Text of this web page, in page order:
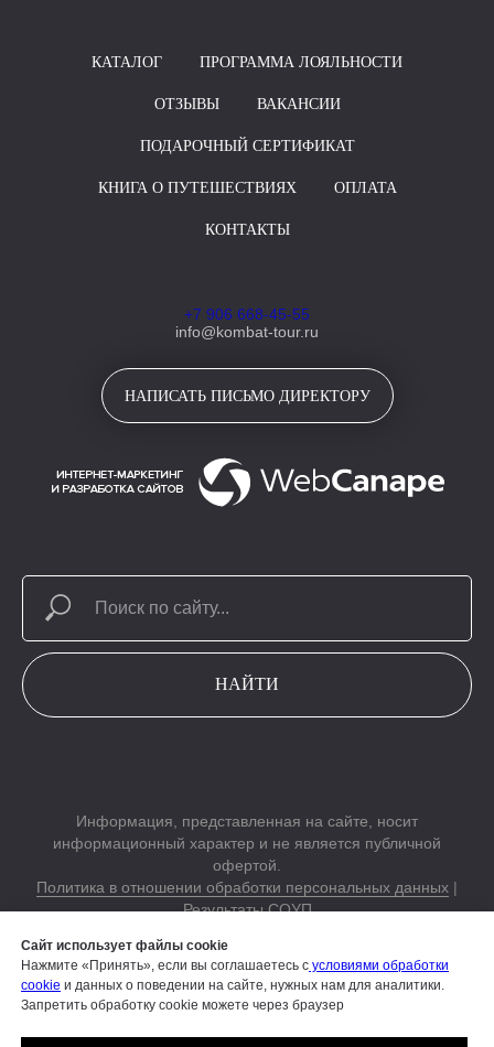
КАТАЛОГ ПРОГРАММА ЛОЯЛЬНОСТИ
ОТЗЫВЫ ВАКАНСИИ
ПОДАРОЧНЫЙ СЕРТИФИКАТ
КНИГА О ПУТЕШЕСТВИЯХ ОПЛАТА
КОНТАКТЫ
+7 906 668-45-55
info@kombat-tour.ru
НАПИСАТЬ ПИСЬМО ДИРЕКТОРУ
НАЙТИ
Информация, представленная на сайте, носит
информационный характер и не является публичной
офертой.
Политика в отношении обработки персональных данных |
Результаты СОУП
обработку электронных пользовательских данных
Строим вместе Русский Кэмп на AfrikaBurn, подробности на
Сайт использует файлы cookie
Нажмите «Принять», если вы соглашаетесь с условиями обработки
cookie и данных о поведении на сайте, нужных нам для аналитики.
Запретить обработку cookie можете через браузер